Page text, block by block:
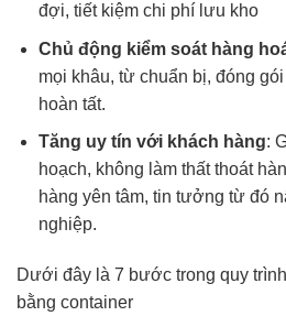
đợi, tiết kiệm chi phí lưu kho
Chủ động kiểm soát hàng
mọi khâu, từ chuẩn bị, đóng
hoàn tất.
Tăng uy tín với khách hàng:
hoạch, không làm thất thoát
hàng yên tâm, tin tưởng từ đó
nghiệp.
Dưới đây là 7 bước trong quy
bằng container